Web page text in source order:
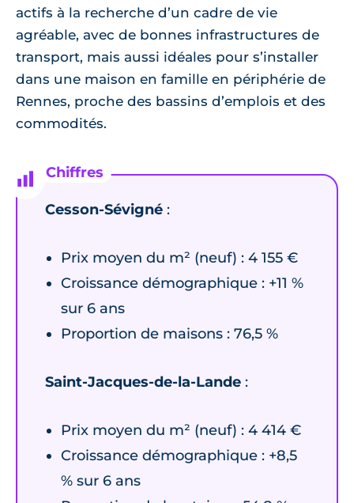
actifs à la recherche d’un cadre de vie
agréable, avec de bonnes infrastructures de
transport, mais aussi idéales pour s’installer
dans une maison en famille en périphérie de
Rennes, proche des bassins d’emplois et des
commodités.
Cesson-Sévigné :
Prix moyen du m² (neuf) : 4 155 €
Croissance démographique : +11 %
sur 6 ans
Proportion de maisons : 76,5 %
Saint-Jacques-de-la-Lande :
Prix moyen du m² (neuf) : 4 414 €
Croissance démographique : +8,5
% sur 6 ans